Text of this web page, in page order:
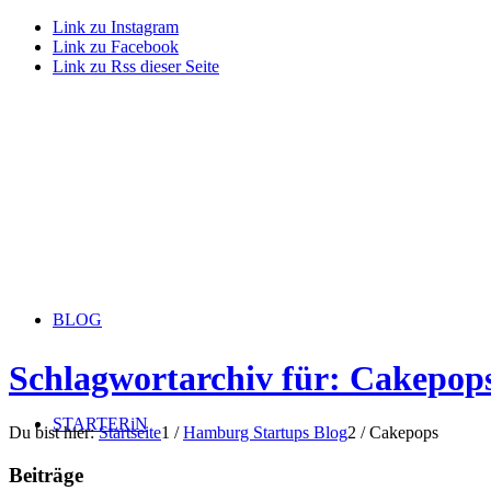
Link zu Instagram
Link zu Facebook
Link zu Rss dieser Seite
BLOG
STARTERiN
Schlagwortarchiv für:
Du bist hier: Startseite1 / Hamburg Startups Blog2 / Cakepops
Beiträge